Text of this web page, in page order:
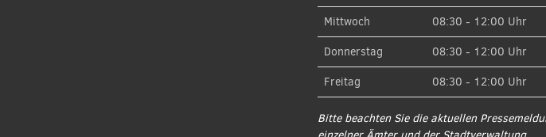
Mittwoch
08:30 - 12:00 Uhr
Donnerstag
08:30 - 12:00 Uhr
Freitag
08:30 - 12:00 Uhr
Bitte beachten Sie die aktuellen